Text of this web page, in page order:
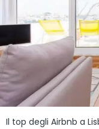
Il top degli Airbnb a